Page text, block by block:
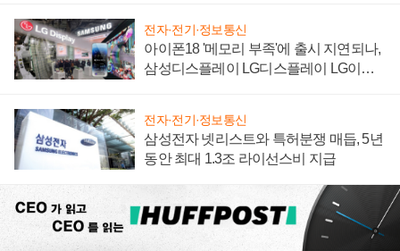
전자·전기·정보통신
아이폰18 '메모리 부족'에 출시 지연되나,
삼성디스플레이 LG디스플레이 LG이노
전자·전기·정보통신
삼성전자 넷리스트와 특허분쟁 매듭, 5년
동안 최대 1.3조 라이선스비 지급